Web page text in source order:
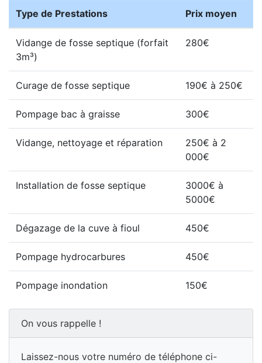
Type de Prestations Prix moyen
Vidange de fosse septique (forfait
3m³)
280€
Curage de fosse septique 190€ à 250€
Pompage bac à graisse 300€
Vidange, nettoyage et réparation
250€ à 2
000€
Installation de fosse septique
3000€ à
5000€
Dégazage de la cuve à fioul 450€
Pompage hydrocarbures 450€
Pompage inondation 150€
On vous rappelle !
Laissez-nous votre numéro de téléphone ci-